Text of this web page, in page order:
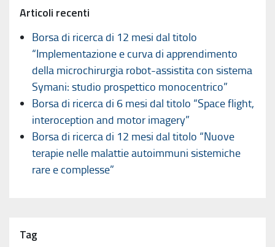
Articoli recenti
Borsa di ricerca di 12 mesi dal titolo
“Implementazione e curva di apprendimento
della microchirurgia robot-assistita con sistema
Symani: studio prospettico monocentrico”
Borsa di ricerca di 6 mesi dal titolo “Space flight,
interoception and motor imagery”
Borsa di ricerca di 12 mesi dal titolo “Nuove
terapie nelle malattie autoimmuni sistemiche
rare e complesse”
Tag